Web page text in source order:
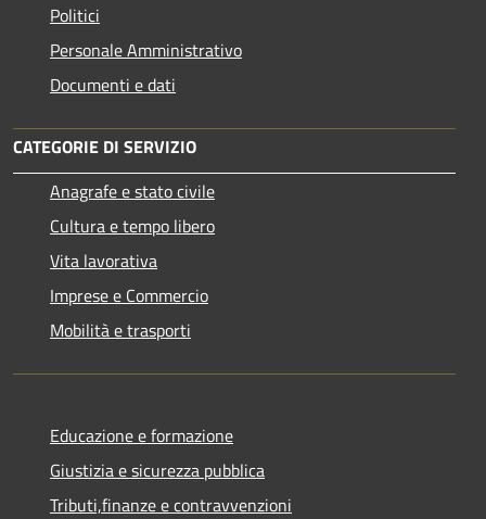
Politici
Personale Amministrativo
Documenti e dati
CATEGORIE DI SERVIZIO
Anagrafe e stato civile
Cultura e tempo libero
Vita lavorativa
Imprese e Commercio
Mobilità e trasporti
Educazione e formazione
Giustizia e sicurezza pubblica
Tributi,finanze e contravvenzioni